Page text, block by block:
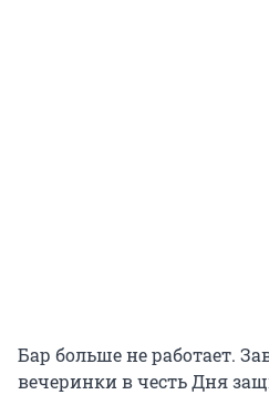
Бар больше не работает.
вечеринки в честь Дня